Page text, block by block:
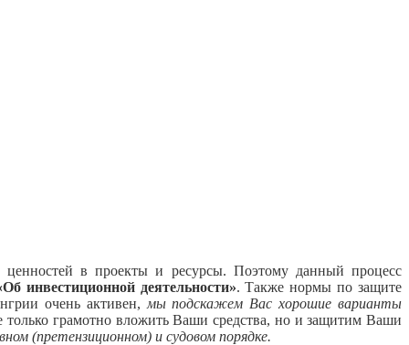
ценностей в проекты и ресурсы. Поэтому данный процесс
инвестиционной деятельности». Также нормы по защите
очень активен, мы подскажем Вас хорошие варианты
грамотно вложить Ваши средства, но и защитим Ваши
(претензиционном) и судовом порядке.